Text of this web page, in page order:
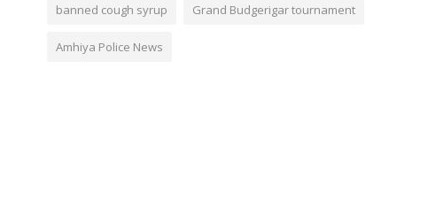
banned cough syrup Grand Budgerigar tournament
Amhiya Police News